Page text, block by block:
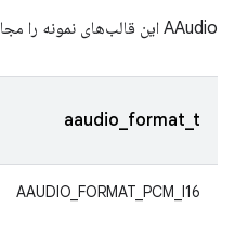
AAudio این قالب‌های نمونه را مجاز می‌کند:
aaudio_format_t
AAUDIO_FORMAT_PCM_I16